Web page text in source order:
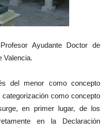
Ayudante Doctor de
Valencia.
del menor como concepto
como concepto
en primer lugar, de los
en la Declaración